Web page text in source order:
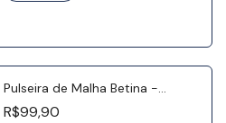
Pulseira de Malha Betina -
Banho no Ródio
R$99,90